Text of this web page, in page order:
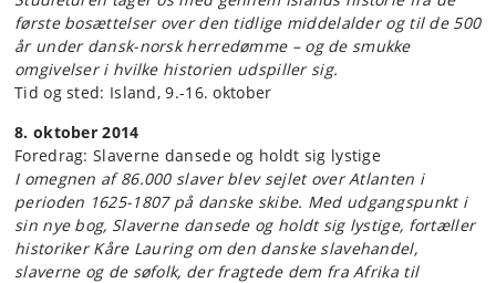
første bosættelser over den tidlige middelalder og til de 500
år under dansk-norsk herredømme – og de smukke
omgivelser i hvilke historien udspiller sig.
Tid og sted: Island, 9.-16. oktober
8. oktober 2014
Foredrag: Slaverne dansede og holdt sig lystige
I omegnen af 86.000 slaver blev sejlet over Atlanten i
perioden 1625-1807 på danske skibe. Med udgangspunkt i
sin nye bog, Slaverne dansede og holdt sig lystige, fortæller
historiker Kåre Lauring om den danske slavehandel,
slaverne og de søfolk, der fragtede dem fra Afrika til